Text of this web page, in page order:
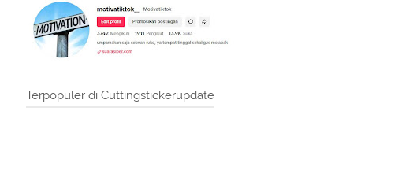
Terpopuler di Cuttingstickerupdate